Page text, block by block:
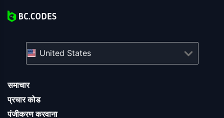
समाचार
प्रचार कोड
पंजीकरण करवाना
United States